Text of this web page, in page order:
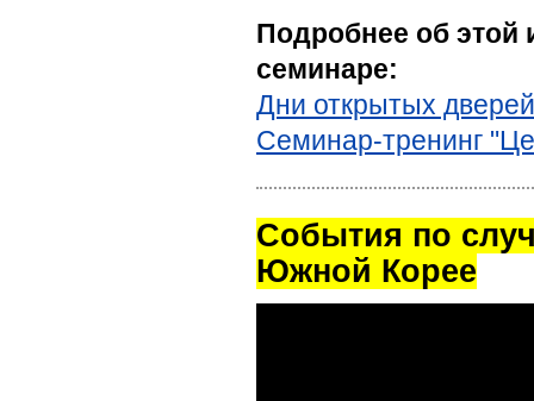
Подробнее об этой
семинаре:
Дни открытых
Семинар-тренинг
Cобытия по
Южной Корее